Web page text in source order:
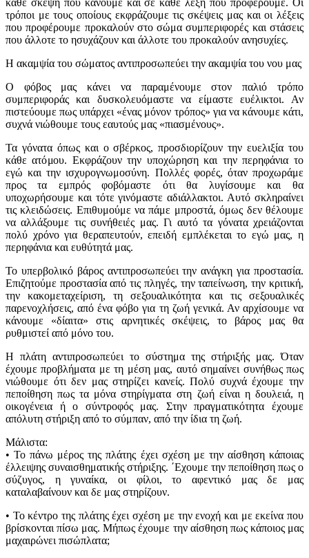
τρόποι με τους οποίους εκφράζουμε τις σκέψεις μας και οι λέξεις
που προφέρουμε προκαλούν στο σώμα συμπεριφορές και στάσεις
που άλλοτε το ησυχάζουν και άλλοτε του προκαλούν ανησυχίες.
Η ακαμψία του σώματος αντιπροσωπεύει την ακαμψία του νου μας
Ο φόβος μας κάνει να παραμένουμε στον παλιό τρόπο
συμπεριφοράς και δυσκολευόμαστε να είμαστε ευέλικτοι. Αν
πιστεύουμε πως υπάρχει «ένας μόνον τρόπος» για να κάνουμε κάτι,
συχνά νιώθουμε τους εαυτούς μας «πιασμένους».
Τα γόνατα όπως και ο σβέρκος, προσδιορίζουν την ευελιξία του
κάθε ατόμου. Εκφράζουν την υποχώρηση και την περηφάνια το
εγώ και την ισχυρογνωμοσύνη. Πολλές φορές, όταν προχωράμε
προς τα εμπρός φοβόμαστε ότι θα λυγίσουμε και θα
υποχωρήσουμε και τότε γινόμαστε αδιάλλακτοι. Αυτό σκληραίνει
τις κλειδώσεις. Επιθυμούμε να πάμε μπροστά, όμως δεν θέλουμε
να αλλάξουμε τις συνήθειές μας. Γι αυτό τα γόνατα χρειάζονται
πολύ χρόνο για θεραπευτούν, επειδή εμπλέκεται το εγώ μας, η
περηφάνια και ευθύτητά μας.
Το υπερβολικό βάρος αντιπροσωπεύει την ανάγκη για προστασία.
Επιζητούμε προστασία από τις πληγές, την ταπείνωση, την κριτική,
την κακομεταχείριση, τη σεξουαλικότητα και τις σεξουαλικές
παρενοχλήσεις, από ένα φόβο για τη ζωή γενικά. Αν αρχίσουμε να
κάνουμε «δίαιτα» στις αρνητικές σκέψεις, το βάρος μας θα
ρυθμιστεί από μόνο του.
Η πλάτη αντιπροσωπεύει το σύστημα της στήριξής μας. Όταν
έχουμε προβλήματα με τη μέση μας, αυτό σημαίνει συνήθως πως
νιώθουμε ότι δεν μας στηρίζει κανείς. Πολύ συχνά έχουμε την
πεποίθηση πως τα μόνα στηρίγματα στη ζωή είναι η δουλειά, η
οικογένεια ή ο σύντροφός μας. Στην πραγματικότητα έχουμε
απόλυτη στήριξη από το σύμπαν, από την ίδια τη ζωή.
Μάλιστα:
• Το πάνω μέρος της πλάτης έχει σχέση με την αίσθηση κάποιας
έλλειψης συναισθηματικής στήριξης. ΄Εχουμε την πεποίθηση πως ο
σύζυγος, η γυναίκα, οι φίλοι, το αφεντικό μας δε μας
καταλαβαίνουν και δε μας στηρίζουν.
• Το κέντρο της πλάτης έχει σχέση με την ενοχή και με εκείνα που
βρίσκονται πίσω μας. Μήπως έχουμε την αίσθηση πως κάποιος μας
μαχαιρώνει πισώπλατα;